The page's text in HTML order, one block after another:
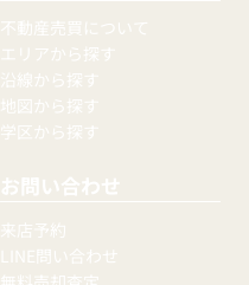
不動産売買について
エリアから探す
沿線から探す
地図から探す
学区から探す
お問い合わせ
来店予約
LINE問い合わせ